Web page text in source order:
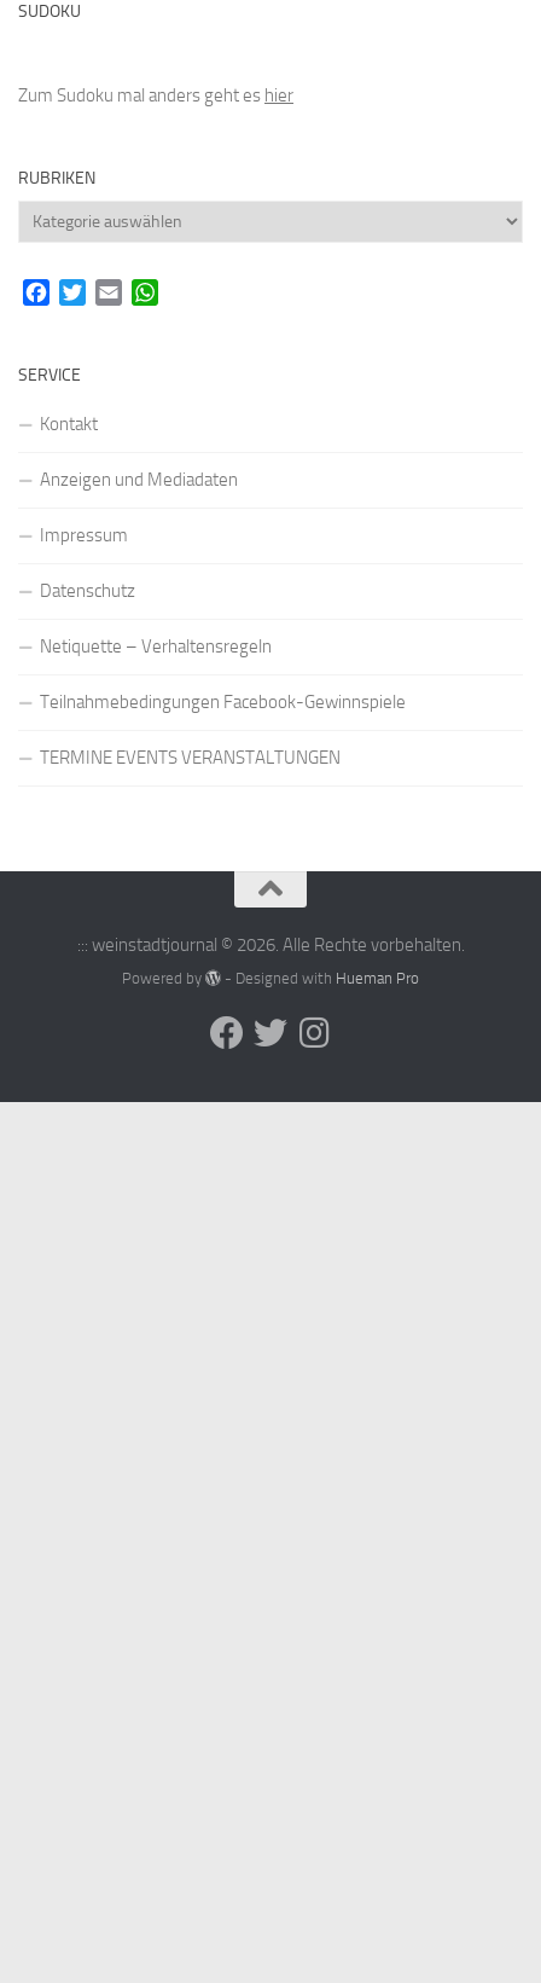
SUDOKU
Zum Sudoku mal anders geht es hier
RUBRIKEN
Rubriken
FacebookTwitterEmail
SERVICE
Kontakt
Anzeigen und Mediadaten
Impressum
Datenschutz
Netiquette – Verhaltensregeln
Teilnahmebedingungen Facebook-Gewinnspiele
TERMINE EVENTS VERANSTALTUNGEN
::: weinstadtjournal © 2026. Alle Rechte vorbehalten.
Powered by - Designed with Hueman Pro